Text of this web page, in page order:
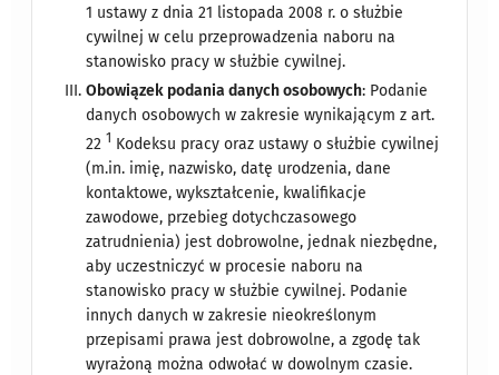
1 ustawy z dnia 21 listopada 2008 r. o służbie
cywilnej w celu przeprowadzenia naboru na
stanowisko pracy w służbie cywilnej.
Obowiązek podania danych osobowych: Podanie
danych osobowych w zakresie wynikającym z art.
22 1 Kodeksu pracy oraz ustawy o służbie cywilnej
(m.in. imię, nazwisko, datę urodzenia, dane
kontaktowe, wykształcenie, kwalifikacje
zawodowe, przebieg dotychczasowego
zatrudnienia) jest dobrowolne, jednak niezbędne,
aby uczestniczyć w procesie naboru na
stanowisko pracy w służbie cywilnej. Podanie
innych danych w zakresie nieokreślonym
przepisami prawa jest dobrowolne, a zgodę tak
wyrażoną można odwołać w dowolnym czasie.